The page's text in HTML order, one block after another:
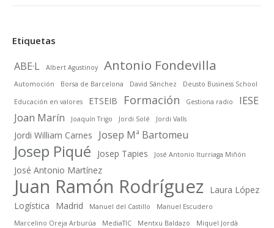
Etiquetas
ABE·L Albert Agustinoy Antonio Fondevilla
Automoción Borsa de Barcelona David Sánchez Deusto Business School
Educación en valores ETSEIB Formación Gestiona radio
IESE
Joan Marín
Joaquín Trigo Jordi Solé Jordi Valls
Jordi William Carnes Josep Mª Bartomeu
Josep Piqué Josep Tapies José Antonio Iturriaga Miñón
José Antonio Martínez
Juan Ramón Rodríguez
Laura López
Logística
Madrid Manuel del Castillo
Manuel Escudero
Marcelino Oreja Arburúa
MediaTIC Mentxu Baldazo
Miquel Jordà